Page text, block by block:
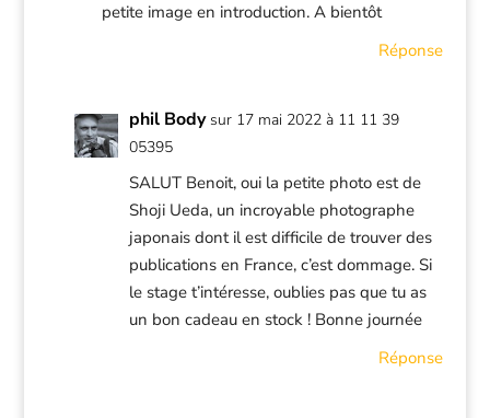
petite image en introduction. A bientôt
Réponse
phil Body sur 17 mai 2022 à 11 11 39
05395
SALUT Benoit, oui la petite photo est de
Shoji Ueda, un incroyable photographe
japonais dont il est difficile de trouver des
publications en France, c’est dommage. Si
le stage t’intéresse, oublies pas que tu as
un bon cadeau en stock ! Bonne journée
Réponse